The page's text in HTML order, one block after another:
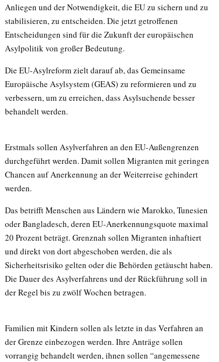
Anliegen und der Notwendigkeit, die EU zu sichern und zu
stabilisieren, zu entscheiden. Die jetzt getroffenen
Entscheidungen sind für die Zukunft der europäischen
Asylpolitik von großer Bedeutung.
Die EU-Asylreform zielt darauf ab, das Gemeinsame
Europäische Asylsystem (GEAS) zu reformieren und zu
verbessern, um zu erreichen, dass Asylsuchende besser
behandelt werden.
Erstmals sollen Asylverfahren an den EU-Außengrenzen
durchgeführt werden. Damit sollen Migranten mit geringen
Chancen auf Anerkennung an der Weiterreise gehindert
werden.
Das betrifft Menschen aus Ländern wie Marokko, Tunesien
oder Bangladesch, deren EU-Anerkennungsquote maximal
20 Prozent beträgt. Grenznah sollen Migranten inhaftiert
und direkt von dort abgeschoben werden, die als
Sicherheitsrisiko gelten oder die Behörden getäuscht haben.
Die Dauer des Asylverfahrens und der Rückführung soll in
der Regel bis zu zwölf Wochen betragen.
Familien mit Kindern sollen als letzte in das Verfahren an
der Grenze einbezogen werden. Ihre Anträge sollen
vorrangig behandelt werden, ihnen sollen “angemessene